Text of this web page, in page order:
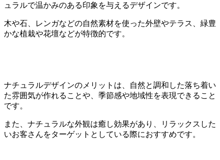
ュラルで温かみのある印象を与えるデザインです。
木や石、レンガなどの自然素材を使った外壁やテラス、緑豊
かな植栽や花壇などが特徴的です。
ナチュラルデザインのメリットは、自然と調和した落ち着い
た雰囲気が作れることや、季節感や地域性を表現できること
です。
また、ナチュラルな外観は癒し効果があり、リラックスした
いお客さんをターゲットとしている際におすすめです。